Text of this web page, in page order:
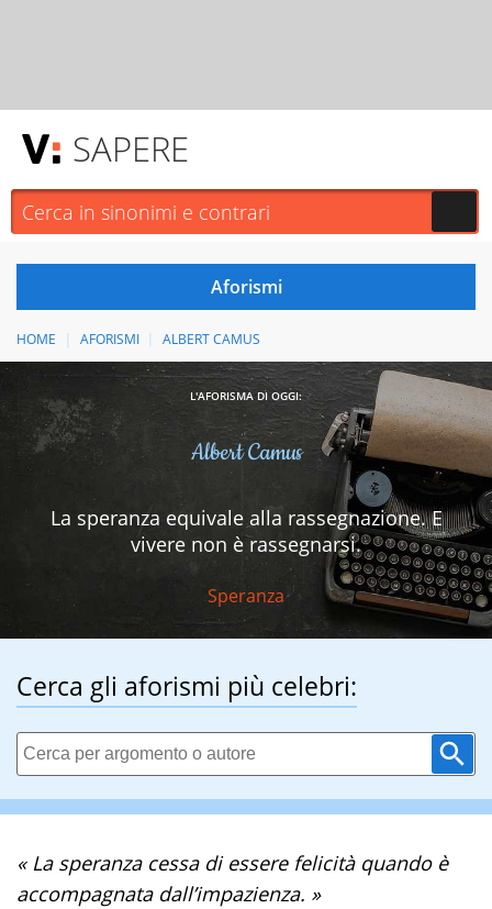
SAPERE
HOME AFORISMI ALBERT CAMUS
L'AFORISMA DI OGGI:
Albert Camus
La speranza equivale alla rassegnazione. E
vivere non è rassegnarsi.
Speranza
Cerca gli aforismi più celebri:
« La speranza cessa di essere felicità quando è
accompagnata dall’impazienza. »